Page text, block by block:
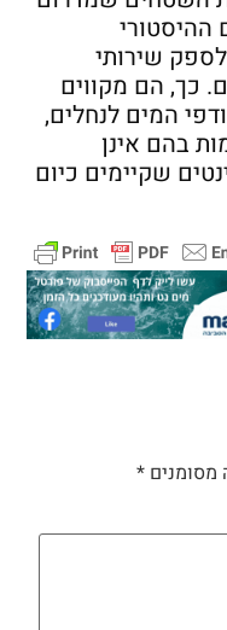
שירותי
כך, הם מקווים
המים לנחלים,
בהם אינן
שקיימים כיום
מסומנים *